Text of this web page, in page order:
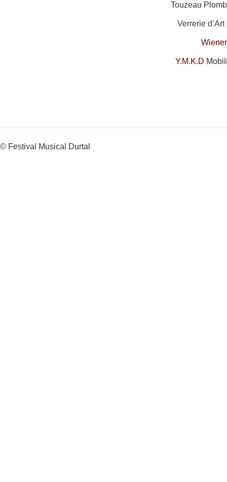
Touzeau
Verrerie
Y.M.K.D
© Festival Musical Durtal